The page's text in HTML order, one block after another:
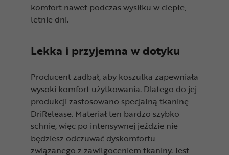
komfort nawet podczas wysiłku w ciepłe,
letnie dni.
Lekka i przyjemna w dotyku
Producent zadbał, aby koszulka zapewniała
wysoki komfort użytkowania. Dlatego do jej
produkcji zastosowano specjalną tkaninę
DriRelease. Materiał ten bardzo szybko
schnie, więc po intensywnej jeździe nie
będziesz odczuwać dyskomfortu
związanego z zawilgoceniem tkaniny. Jest